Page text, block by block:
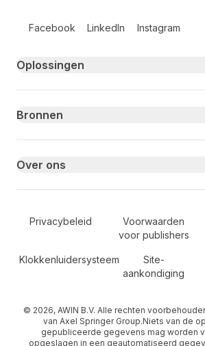
Facebook LinkedIn Instagram
Primary footer navigation
Oplossingen
Bronnen
Over ons
Secondary Footer Navigation
Privacybeleid
Voorwaarden
voor publishers
Klokkenluidersysteem
Site-
aankondiging
© 2026, AWIN B.V. Alle rechten
van Axel Springer Group.Niets van de
gepubliceerde gegevens mag worden
opgeslagen in een geautomatiseerd